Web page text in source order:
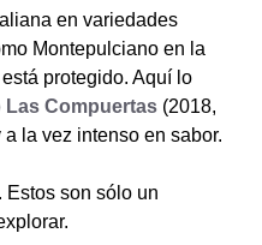
en variedades
Montepulciano en la
protegido. Aquí lo
Las Compuertas (2018,
la vez intenso en sabor.
Estos son sólo un